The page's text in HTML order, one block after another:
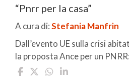
“Pnrr per la casa”
A cura di:Stefania Manfrin
Dall’evento UE sulla crisi
la proposta Ance per un